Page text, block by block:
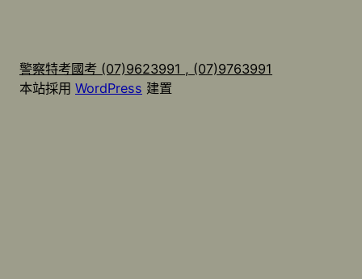
警察特考國考 (07)9623991 , (07)9763991
本站採用 WordPress 建置